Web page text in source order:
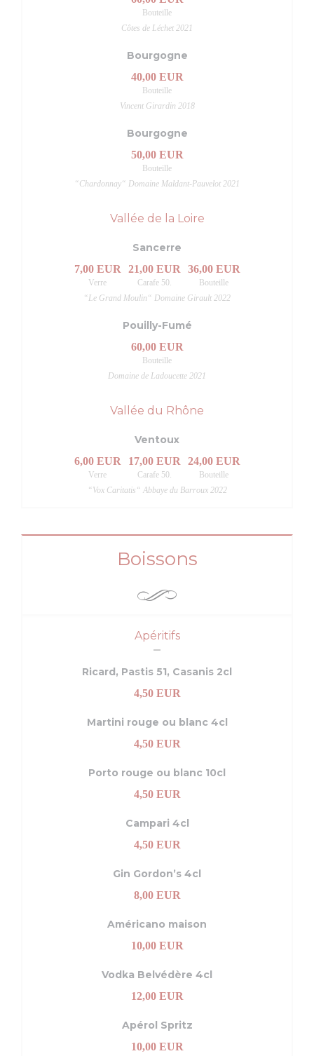
Bouteille
Côtes de Léchet 2021
Bourgogne
40,00 EUR
Bouteille
Vincent Girardin 2018
Bourgogne
50,00 EUR
Bouteille
“Chardonnay“ Domaine Maldant-Pauvelot 2021
Vallée de la Loire
Sancerre
7,00 EUR
Verre
21,00 EUR
Carafe 50.
36,00 EUR
Bouteille
“Le Grand Moulin“ Domaine Girault 2022
Pouilly-Fumé
60,00 EUR
Bouteille
Domaine de Ladoucette 2021
Vallée du Rhône
Ventoux
6,00 EUR
Verre
17,00 EUR
Carafe 50.
24,00 EUR
Bouteille
“Vox Caritatis“ Abbaye du Barroux 2022
Boissons
Apéritifs
Ricard, Pastis 51, Casanis 2cl
4,50 EUR
Martini rouge ou blanc 4cl
4,50 EUR
Porto rouge ou blanc 10cl
4,50 EUR
Campari 4cl
4,50 EUR
Gin Gordon’s 4cl
8,00 EUR
Américano maison
10,00 EUR
Vodka Belvédère 4cl
12,00 EUR
Apérol Spritz
10,00 EUR